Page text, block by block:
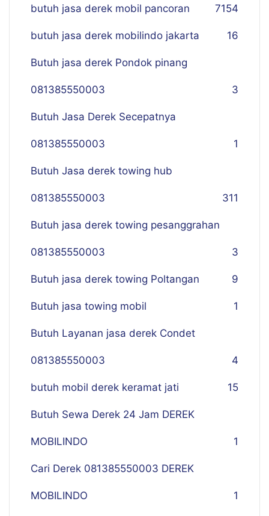
154
butuh jasa derek mobil pancoran 7
butuh jasa derek mobilindo jakarta 16
Butuh jasa derek Pondok pinang
081385550003 3
Butuh Jasa Derek Secepatnya
081385550003 1
Butuh Jasa derek towing hub
081385550003 311
Butuh jasa derek towing pesanggrahan
081385550003 3
Butuh jasa derek towing Poltangan 9
Butuh jasa towing mobil 1
Butuh Layanan jasa derek Condet
081385550003 4
butuh mobil derek keramat jati 15
Butuh Sewa Derek 24 Jam DEREK
MOBILINDO 1
Cari Derek 081385550003 DEREK
MOBILINDO 1